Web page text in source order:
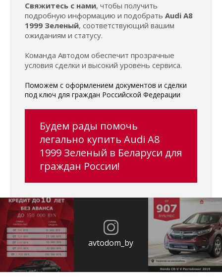
Свяжитесь с нами, чтобы получить
подробную информацию и подобрать Audi A8
1999 Зеленый, соответствующий вашим
ожиданиям и статусу.
Команда Автодом обеспечит прозрачные
условия сделки и высокий уровень сервиса.
Поможем с оформлением документов и сделки
под ключ для граждан Российской Федерации
Будем рады помочь
легально купить Audi A8
1999 Зеленый в Беларуси для
граждан России!
avtodom_by